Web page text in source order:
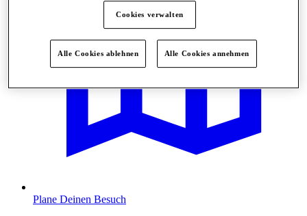
Plane Deinen Besuch
Cookies verwalten
Alle Cookies ablehnen Alle Cookies annehmen